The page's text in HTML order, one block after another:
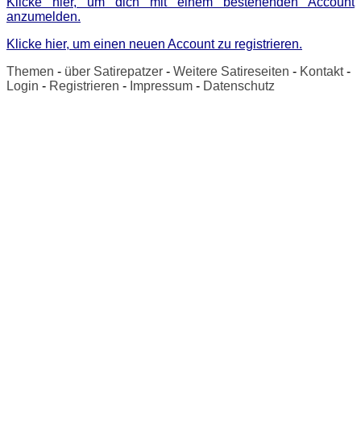
anzumelden.
Klicke hier, um einen neuen Account zu registrieren.
Themen - über Satirepatzer - Weitere Satireseiten - Kontakt-
Login - Registrieren - Impressum - Datenschutz